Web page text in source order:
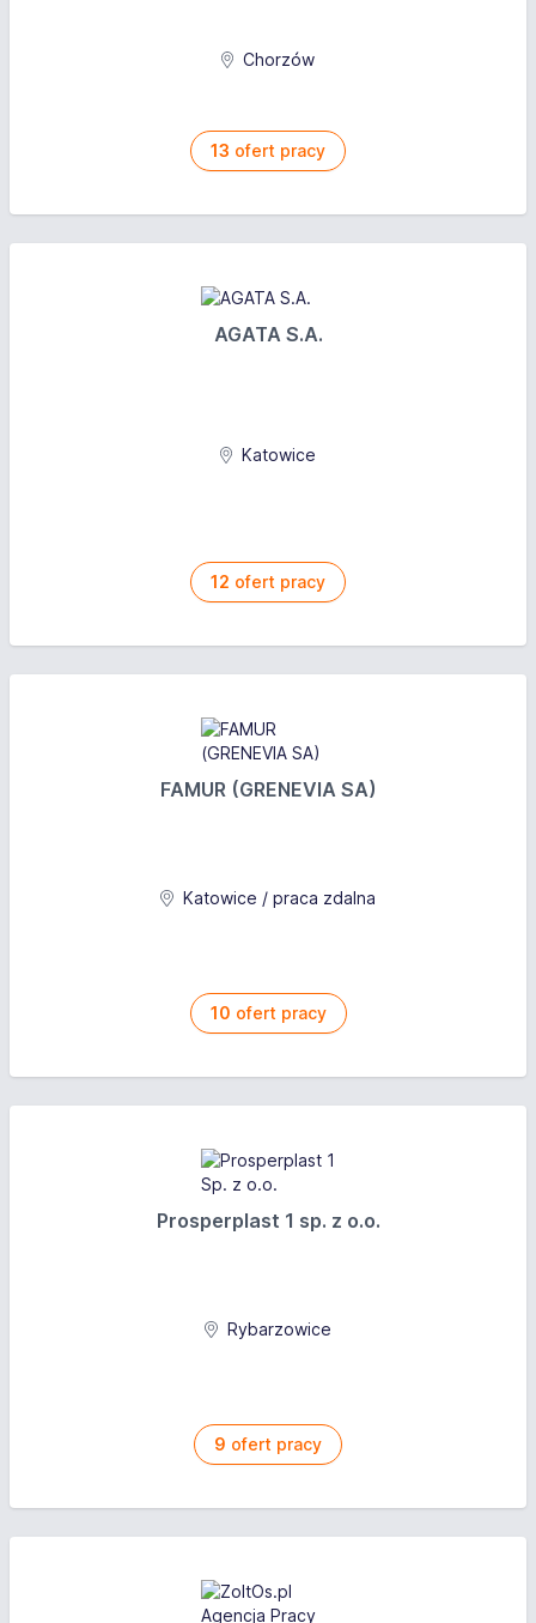
Chorzów
13 ofert pracy
AGATA S.A.
Katowice
12 ofert pracy
FAMUR (GRENEVIA SA)
Katowice / praca zdalna
10 ofert pracy
Prosperplast 1 sp. z o.o.
Rybarzowice
9 ofert pracy